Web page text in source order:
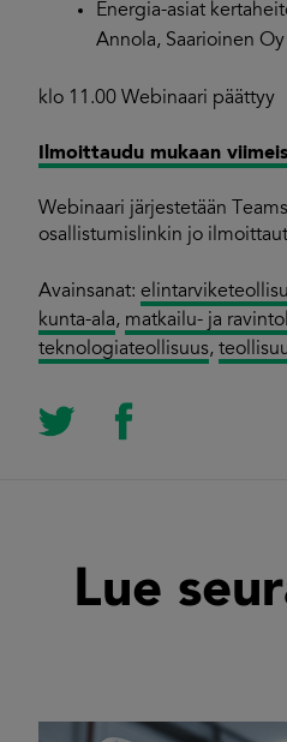
Energia-asiat
Annola, Saarioinen Oy
klo 11.00 Webinaari päättyy
Ilmoittaudu mukaan
Webinaari järjestetään
osallistumislinkin jo
Avainsanat:
kunta-ala, matkailu- ja
teknologiateollisuus,
Lue